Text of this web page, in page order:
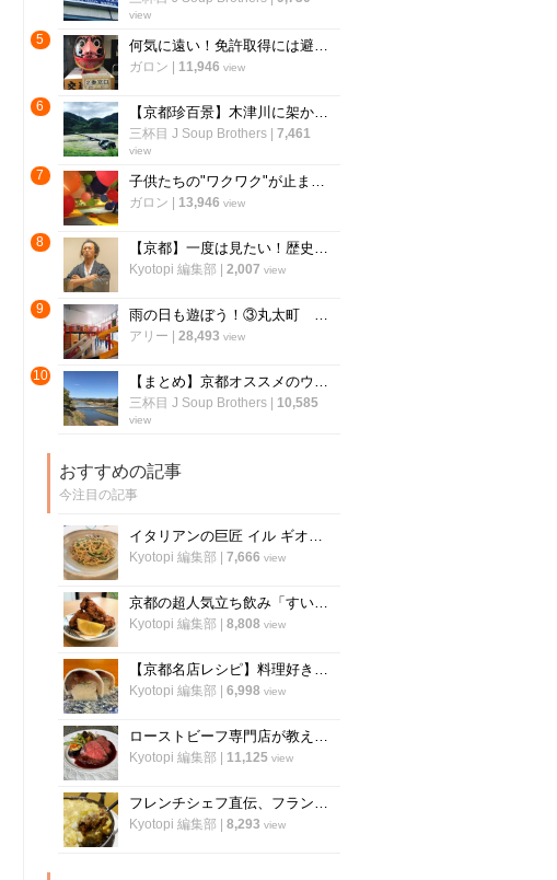
view
5 何気に遠い！免許取得には避けて通れない運転免許試験場（羽束師免許センター）
ガロン 11,946 view
6 【京都珍百景】木津川に架かる欄干のない『沈下橋』☆車の通行も可能「潜没橋」
三杯目 J Soup Brothers| 7,461
view
7 子供たちの"ワクワク"が止まらない！「スポッチャ （ラウンドワン 京都伏見店）」 【子供編】
ガロン 13,946 view
8 【京都】一度は見たい！歴史を刻んだ刀と唯一無二の絶景「幕末維新ミュージアム 霊山歴史館」
Kyotopi 編集部 2,007 view
9 雨の日も遊ぼう！③丸太町 「こどもみらい館」 室内でものびのび遊べます！
アリー 28,493 view
10 【まとめ】京都オススメのウォーキングスポット！身近な場所で運動不足解消【厳選5か所】
三杯目 J Soup Brothers| 10,585
view
おすすめの記事
今注目の記事
イタリアンの巨匠 イル ギオットーネ笹島シェフ直伝「ボンゴレビアンコ」の作り方
Kyotopi 編集部 7,666 view
京都の超人気立ち飲み「すいば」が美味しい『から揚げ』の作り方を伝授！
Kyotopi 編集部 8,808 view
【京都名店レシピ】料理好き必見！京名物の鯖寿司を自宅でつくる！「酒房わかば」
Kyotopi 編集部 6,998 view
ローストビーフ専門店が教える、ローストビーフの作り方のすべて「ローストビーフの店 watanabe」
Kyotopi 編集部 11,125 view
フレンチシェフ直伝、フランスの家庭料理『ジャガイモとミートソースのグラタン』の作り方
Kyotopi 編集部 8,293 view